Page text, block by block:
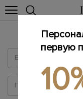
первую